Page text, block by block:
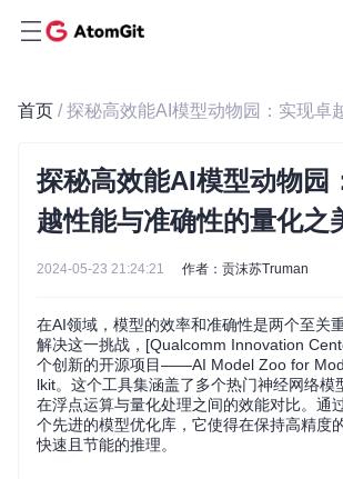
首页
探秘高效能AI模型动物园
越性能与准确性的量化之
2024-05-23 21:24:21 作者：贡沫苏Truman
在AI领域，模型的效率和准确性是两个至关
解决这一挑战，[Qualcomm Innovation
个创新的开源项目——AI Model Zoo for
lkit。这个工具集涵盖了多个热门神经网络模
在浮点运算与量化处理之间的效能对比。通
个先进的模型优化库，它使得在保持高精度
快速且节能的推理。